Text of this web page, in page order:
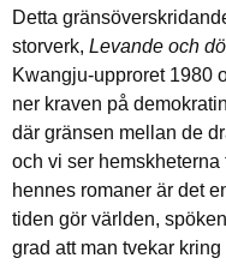
Detta
storverk, Levande och
Kwangju-upproret 1980
ner kraven på
där gränsen mellan de
och vi ser
hennes romaner är det
tiden gör världen,
grad att man tvekar